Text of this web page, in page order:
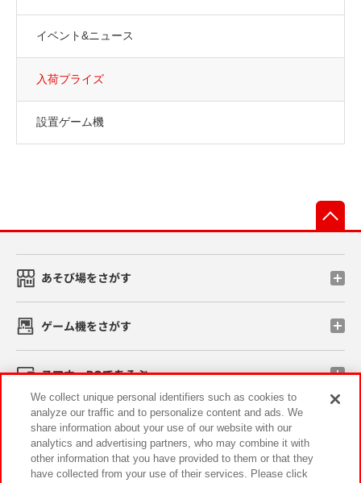
イベント&ニュース
入荷プライズ
設置ゲーム機
あそび場をさがす
ゲーム機をさがす
スマホ・PCであそぶ
イベント・キャンペーン
We collect unique personal identifiers such as cookies to
analyze our traffic and to personalize content and ads. We
share information about your use of our website with our
analytics and advertising partners, who may combine it with
other information that you have provided to them or that they
have collected from your use of their services. Please click